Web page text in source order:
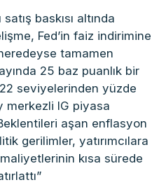
baskısı altında
Fed’in faiz indirimine
tamamen
25 baz puanlık bir
22 seviyelerinden yüzde
merkezli IG piyasa
aşan enflasyon
gerilimler, yatırımcılara
kısa sürede